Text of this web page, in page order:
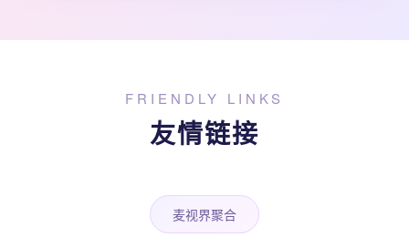
FRIENDLY LINKS
友情链接
麦视界聚合